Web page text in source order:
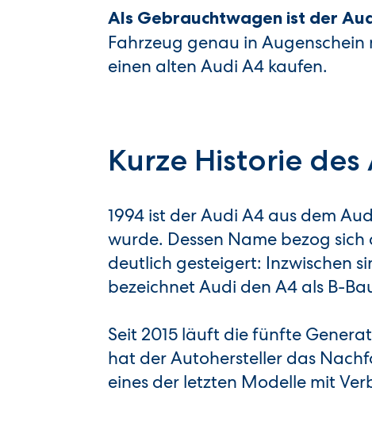
Als Gebrauchtwagen ist der
Fahrzeug genau in
einen alten Audi A4 kaufen.
Kurze Historie des
1994 ist der Audi A4 aus dem
wurde. Dessen Name bezog
deutlich gesteigert: Inzwischen
bezeichnet Audi den A4 als B-
Seit 2015 läuft die fünfte
hat der Autohersteller das
eines der letzten Modelle mit